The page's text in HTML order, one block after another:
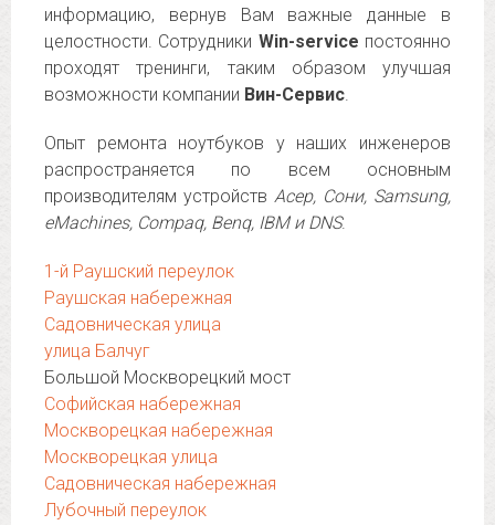
информацию, вернув Вам важные данные в
целостности. Сотрудники Win-service постоянно
проходят тренинги, таким образом улучшая
возможности компании Вин-Сервис.
Опыт ремонта ноутбуков у наших инженеров
распространяется по всем основным
производителям устройств Асер, Сони, Samsung,
eMachines, Compaq, Benq, IBM и DNS.
1-й Раушский переулок
Раушская набережная
Садовническая улица
улица Балчуг
Большой Москворецкий мост
Софийская набережная
Москворецкая набережная
Москворецкая улица
Садовническая набережная
Лубочный переулок